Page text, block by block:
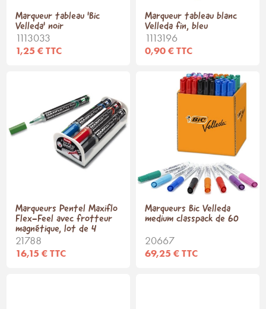
Marqueur tableau 'Bic
Velleda' noir
1113033
1,25 € TTC
Marqueur tableau blanc
Velleda fin, bleu
1113196
0,90 € TTC
Marqueurs Pentel Maxiflo
Flex-Feel avec frotteur
magnétique, lot de 4
21788
16,15 € TTC
Marqueurs Bic Velleda
medium classpack de 60
20667
69,25 € TTC